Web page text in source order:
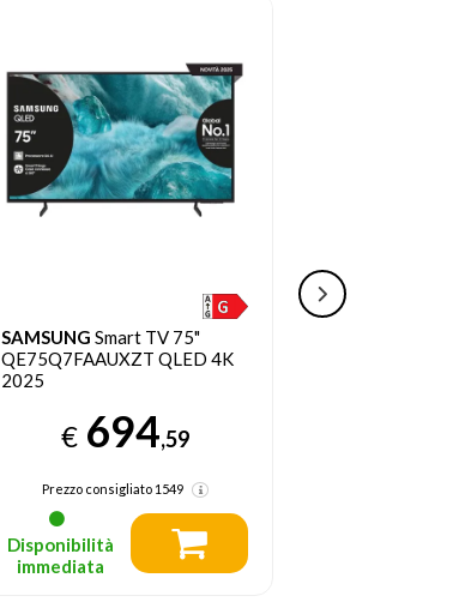
SAMSUNG Smart TV 75"
QE75Q7FAAUXZT QLED 4K
2025
€ 694,59
Prezzo consigliato1549
Disponibilità
immediata